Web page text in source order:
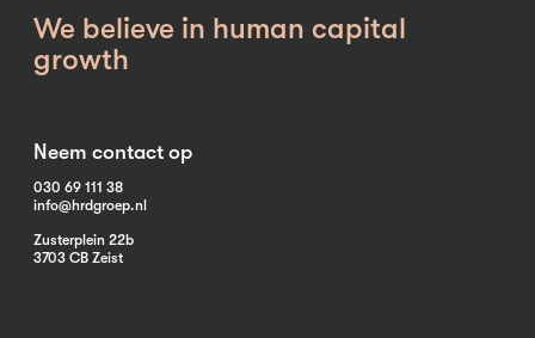
We believe in human capital
growth
Neem contact op
030 69 111 38
info@hrdgroep.nl
Zusterplein 22b
3703 CB Zeist